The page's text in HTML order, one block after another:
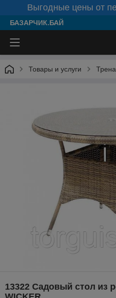
Выгодные цены от
БАЗАРЧИК.БАЙ
Товары и услуги
13322 Садовый стол из